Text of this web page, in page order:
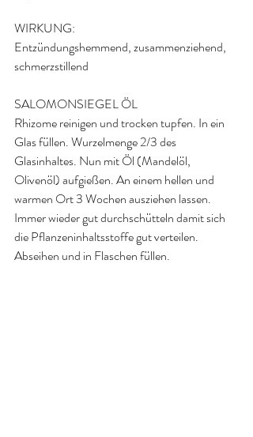
WIRKUNG:
Entzündungshemmend, zusammenziehend,
schmerzstillend
SALOMONSIEGEL ÖL
Rhizome reinigen und trocken tupfen. In ein
Glas füllen. Wurzelmenge 2/3 des
Glasinhaltes. Nun mit Öl (Mandelöl,
Olivenöl) aufgießen. An einem hellen und
warmen Ort 3 Wochen ausziehen lassen.
Immer wieder gut durchschütteln damit sich
die Pflanzeninhaltsstoffe gut verteilen.
Abseihen und in Flaschen füllen.